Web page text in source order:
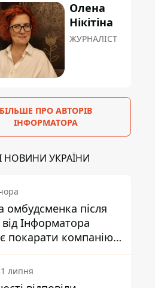
Олена
Нікітіна
ЖУРНАЛІСТ
БІЛЬШЕ ПРО АВТОРІВ
ІНФОРМАТОРА
НОВИНИ УКРАЇНИ
омбудсменка після
Інформатора
покарати компанію-
ПриватБанку
липня